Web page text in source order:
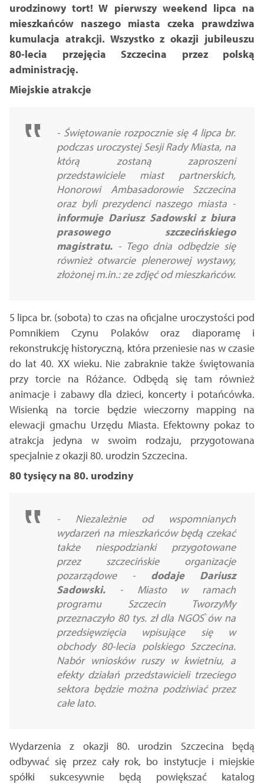
urodzinowy tort! W pierwszy weekend lipca na
mieszkańców naszego miasta czeka prawdziwa
kumulacja atrakcji. Wszystko z okazji jubileuszu
80-lecia przejęcia Szczecina przez polską
administrację.
Miejskie atrakcje
- Świętowanie rozpocznie się 4 lipca br.
podczas uroczystej Sesji Rady Miasta, na
którą zostaną zaproszeni
przedstawiciele miast partnerskich,
Honorowi Ambasadorowie Szczecina
oraz byli prezydenci naszego miasta -
informuje Dariusz Sadowski z biura
prasowego szczecińskiego
magistratu. - Tego dnia odbędzie się
również otwarcie plenerowej wystawy,
złożonej m.in.: ze zdjęć od mieszkańców.
5 lipca br. (sobota) to czas na oficjalne uroczystości pod
Pomnikiem Czynu Polaków oraz diaporamę i
rekonstrukcję historyczną, która przeniesie nas w czasie
do lat 40. XX wieku. Nie zabraknie także świętowania
przy torcie na Różance. Odbędą się tam również
animacje i zabawy dla dzieci, koncerty i potańcówka.
Wisienką na torcie będzie wieczorny mapping na
elewacji gmachu Urzędu Miasta. Efektowny pokaz to
atrakcja jedyna w swoim rodzaju, przygotowana
specjalnie z okazji 80. urodzin Szczecina.
80 tysięcy na 80. urodziny
- Niezależnie od wspomnianych
wydarzeń na mieszkańców będą czekać
także niespodzianki przygotowane
przez szczecińskie organizacje
pozarządowe - dodaje Dariusz
Sadowski. - Miasto w ramach
programu Szczecin TworzyMy
przeznaczyło 80 tys. zł dla NGOS`ów na
przedsięwzięcia wpisujące się w
obchody 80-lecia polskiego Szczecina.
Nabór wniosków ruszy w kwietniu, a
efekty działań przedstawicieli trzeciego
sektora będzie można podziwiać przez
całe lato.
Wydarzenia z okazji 80. urodzin Szczecina będą
odbywać się przez cały rok, bo instytucje i miejskie
spółki sukcesywnie będą powiększać katalog